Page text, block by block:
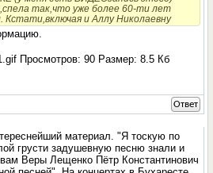
так,что уже более 60-ти лет
Кстати,включая и Аллу Николаевну
Ответ
материал. "Я тоскую по
грусти задушевную песню знали и
Веры Лещенко Пётр Константинович